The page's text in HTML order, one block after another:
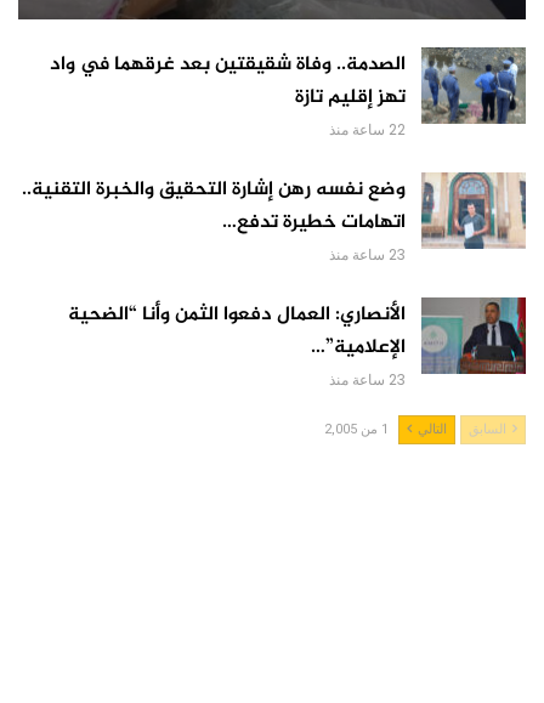
الصدمة.. وفاة شقيقتين بعد غرقهما في واد
تهز إقليم تازة
22 ساعة منذ
وضع نفسه رهن إشارة التحقيق والخبرة التقنية..
اتهامات خطيرة تدفع…
23 ساعة منذ
الأنصاري: العمال دفعوا الثمن وأنا “الضحية
الإعلامية”…
23 ساعة منذ
السابق التالي 1 من 2,005